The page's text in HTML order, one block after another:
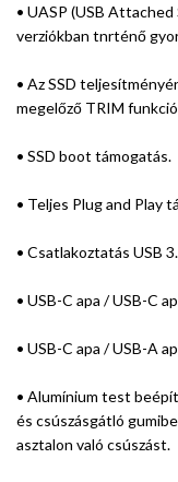
• UASP (USB
verziókban tnrténő
• Az SSD
megelőző TRIM
• SSD boot támogatás.
• Teljes Plug and Play
• Csatlakoztatás USB
• USB-C apa / USB-C
• USB-C apa / USB-A
• Alumínium test
és csúszásgátló
asztalon való csúszást.